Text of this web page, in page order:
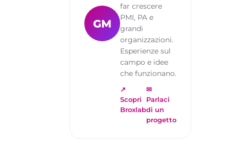
GM
far crescere
PMI, PA e
grandi
organizzazioni.
Esperienze sul
campo e idee
che funzionano.
↗
Scopri
Broxlab
✉
Parlaci
di un
progetto